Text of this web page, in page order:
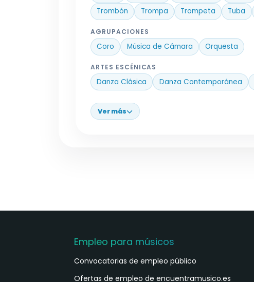
Trombón
Trompa Trompeta Tuba
AGRUPACIONES
Coro Música de Cámara Orquesta
ARTES ESCÉNICAS
Danza Clásica Danza Contemporánea
Ver más
Empleo para músicos
Convocatorias de empleo público
Ofertas de empleo de encuentramusico.es